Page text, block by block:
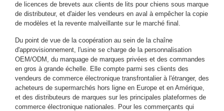
de licences de brevets aux clients de lits pour chiens sous marque
de distributeur, et d'aider les vendeurs en aval à empêcher la copie
de modèles et la revente malveillante sur le marché final.
Du point de vue de la coopération au sein de la chaîne
d'approvisionnement, l'usine se charge de la personnalisation
OEM/ODM, du marquage de marques privées et des commandes
en gros à grande échelle. Elle compte parmi ses clients des
vendeurs de commerce électronique transfrontalier à l'étranger, des
acheteurs de supermarchés hors ligne en Europe et en Amérique,
et des distributeurs de marques sur les principales plateformes de
commerce électronique nationales. Pour les commerçants qui